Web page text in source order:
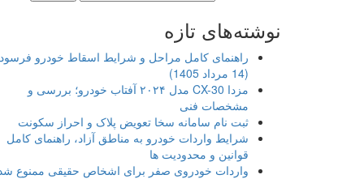
نوشته‌های تازه
راهنمای کامل مراحل و شرایط اسقاط خودرو
(14 مرداد 1405)
مزدا CX-30 مدل ۲۰۲۴ آفتاب خودرو؛ بررسی و
مشخصات فنی
ثبت نام سامانه سخا تعویض پلاک و احراز سکونت
شرایط واردات خودرو به مناطق آزاد، راهنمای کامل
قوانین و محدودیت ها
واردات خودروی صفر برای اشخاص حقیقی ممنوع